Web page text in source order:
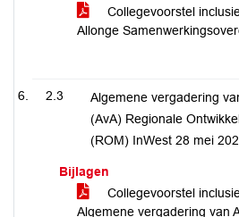
Collegevoorstel
Allonge
2.3
Algemene vergadering
(AvA) Regionale
(ROM) InWest 28 mei
Bijlagen
Collegevoorstel
Algemene vergadering van